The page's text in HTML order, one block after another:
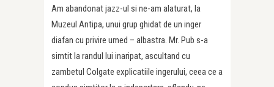
Am abandonat jazz-ul si ne-am alaturat, la
Muzeul Antipa, unui grup ghidat de un inger
diafan cu privire umed – albastra. Mr. Pub s-a
simtit la randul lui inaripat, ascultand cu
zambetul Colgate explicatiile ingerului, ceea ce a